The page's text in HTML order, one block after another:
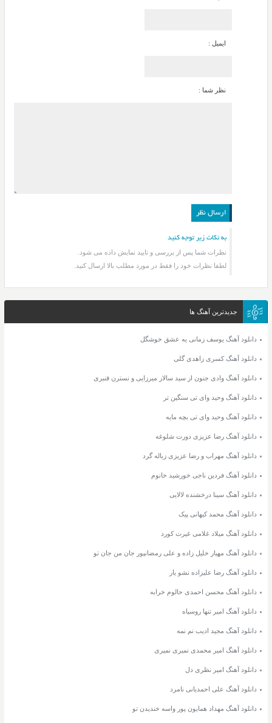
ایمیل :
نظر شما :
به نکات زیر توجه کنید
نظرات شما پس از بررسی و تایید نمایش داده می شود.
لطفا نظرات خود را فقط در مورد مطلب بالا ارسال کنید.
جدیدترین آهنگ ها
دانلود آهنگ یوسف زمانی یه عشق خوشگل
دانلود آهنگ کسری زاهدی گلی
دانلود آهنگ وادی جنون از سید سالار میرزایی و نسترن قنبری
دانلود آهنگ وحید وای تی سنگین تر
دانلود آهنگ وحید وای تی بچه مایه
دانلود آهنگ رضا عزیزی دورت شلوغه
دانلود آهنگ مهراب و رضا عزیزی زباله گرد
دانلود آهنگ فردین ناجی خورشید خانوم
دانلود آهنگ سینا درخشنده لالایی
دانلود آهنگ محمد کیهانی پیک
دانلود آهنگ میلاد غلامی غیرت کورد
دانلود آهنگ مهیار خلیل زاده و علی رمضانپور جان من جان تو
دانلود آهنگ رضا علیزاده نشو یار
دانلود آهنگ محسن احمدی حالوم خرابه
دانلود آهنگ امیر تنها روسیاه
دانلود آهنگ مجید ادیب نم نمه
دانلود آهنگ امیر محمدی نمیری نمیری
دانلود آهنگ امیر نظری دل
دانلود آهنگ علی احمدیانی نامرد
دانلود آهنگ مهداد همایون پور واسه خندیدن تو